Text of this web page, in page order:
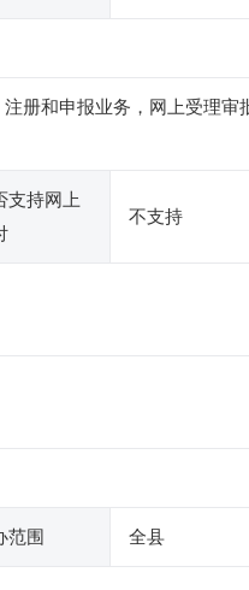
册和申报业务，网上受理审
支持网上
不支持
范围 全县